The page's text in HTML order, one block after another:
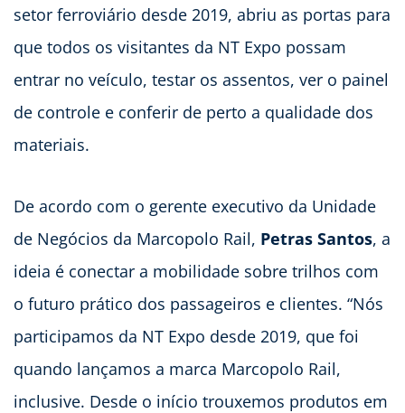
setor ferroviário desde 2019, abriu as portas para
que todos os visitantes da NT Expo possam
entrar no veículo, testar os assentos, ver o painel
de controle e conferir de perto a qualidade dos
materiais.
De acordo com o gerente executivo da Unidade
de Negócios da Marcopolo Rail, Petras Santos, a
ideia é conectar a mobilidade sobre trilhos com
o futuro prático dos passageiros e clientes. “Nós
participamos da NT Expo desde 2019, que foi
quando lançamos a marca Marcopolo Rail,
inclusive. Desde o início trouxemos produtos em